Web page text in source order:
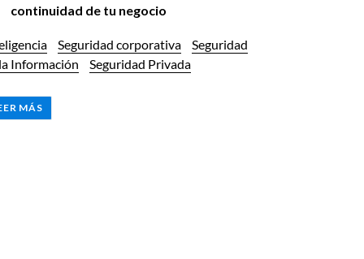
continuidad de tu negocio
Seguridad corporativa
Seguridad
Información
Seguridad Privada
MÁS